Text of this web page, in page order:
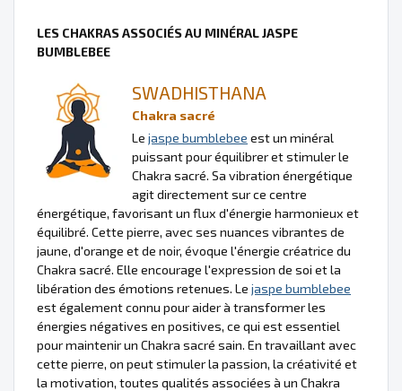
LES CHAKRAS ASSOCIÉS AU MINÉRAL JASPE
BUMBLEBEE
SWADHISTHANA
Chakra sacré
Le jaspe bumblebee est un minéral
puissant pour équilibrer et stimuler le
Chakra sacré. Sa vibration énergétique
agit directement sur ce centre
énergétique, favorisant un flux d'énergie harmonieux et
équilibré. Cette pierre, avec ses nuances vibrantes de
jaune, d'orange et de noir, évoque l'énergie créatrice du
Chakra sacré. Elle encourage l'expression de soi et la
libération des émotions retenues. Le jaspe bumblebee
est également connu pour aider à transformer les
énergies négatives en positives, ce qui est essentiel
pour maintenir un Chakra sacré sain. En travaillant avec
cette pierre, on peut stimuler la passion, la créativité et
la motivation, toutes qualités associées à un Chakra